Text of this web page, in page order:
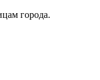
города.